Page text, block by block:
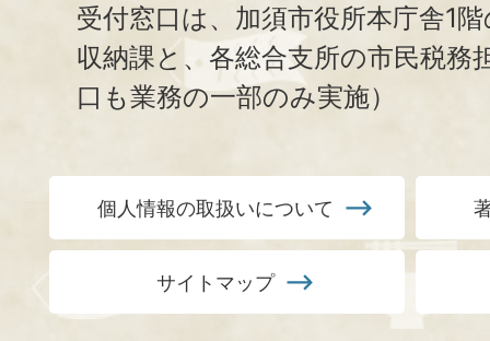
受付窓口は、加須市役所本庁舎1
収納課と、 各総合支所の市民税務
口も業務の一部のみ実施）
個人情報の取扱いについて
サイトマップ